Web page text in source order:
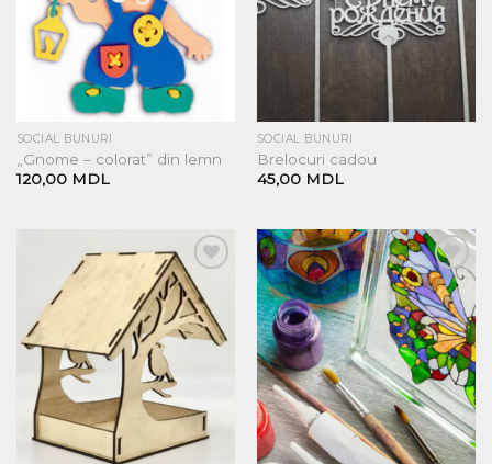
SOCIAL BUNURI
„Gnome – colorat” din lemn
120,00 MDL
SOCIAL BUNURI
Brelocuri cadou
45,00 MDL
Добавить
в список
желаний
Добавить
в список
желаний